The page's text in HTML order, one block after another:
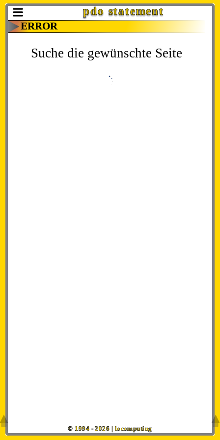
pdo statement
ERROR
Suche die gewünschte Seite
© 1994 - 2026 | locomputing